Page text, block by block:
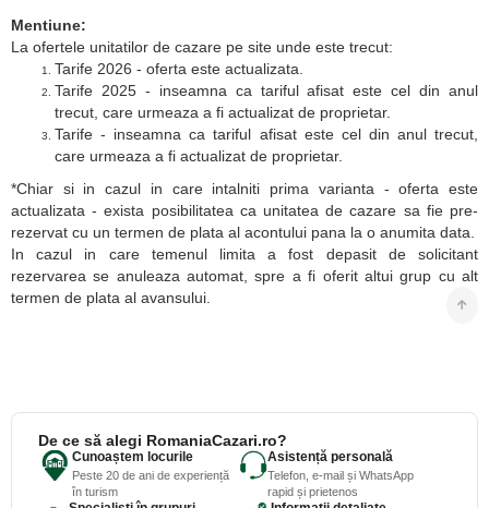
Mentiune:
La ofertele unitatilor de cazare pe site unde este trecut:
Tarife 2026 - oferta este actualizata.
Tarife 2025 - inseamna ca tariful afisat este cel din anul
trecut, care urmeaza a fi actualizat de proprietar.
Tarife - inseamna ca tariful afisat este cel din anul trecut,
care urmeaza a fi actualizat de proprietar.
*Chiar si in cazul in care intalniti prima varianta - oferta este
actualizata - exista posibilitatea ca unitatea de cazare sa fie pre-
rezervat cu un termen de plata al acontului pana la o anumita data.
In cazul in care temenul limita a fost depasit de solicitant
rezervarea se anuleaza automat, spre a fi oferit altui grup cu alt
termen de plata al avansului.
De ce să alegi RomaniaCazari.ro?
Cunoaștem locurile
Peste 20 de ani de experiență
în turism
Asistență personală
Telefon, e-mail și WhatsApp
rapid și prietenos